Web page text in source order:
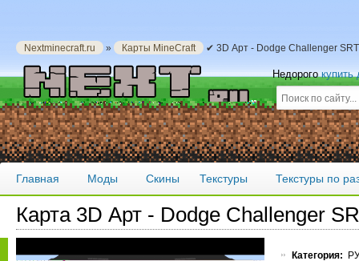
Nextminecraft.ru » Карты MineCraft ✔ 3D Арт - Dodge Challenger
Недорогокупить
Главная Моды Скины Текстуры Текстуры по
Карта 3D Арт - Dodge Challenger
Категория: